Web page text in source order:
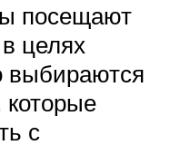
посещают
целях
выбираются
которые
с